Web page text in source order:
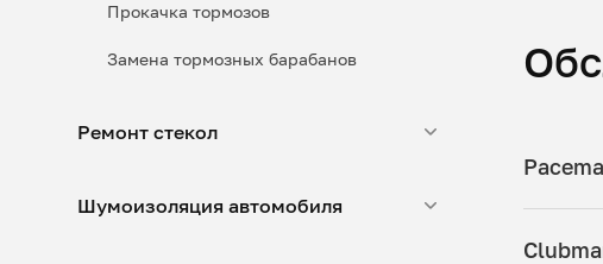
Прокачка тормозов
Замена тормозных барабанов
Ремонт стекол
Шумоизоляция автомобиля